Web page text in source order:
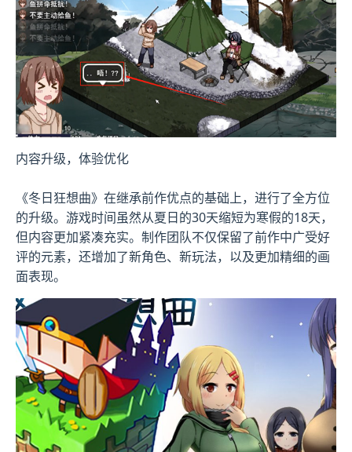
内容升级，体验优化
《冬日狂想曲》在继承前作优点的基础上，进行了全方位
的升级。游戏时间虽然从夏日的30天缩短为寒假的18天，
但内容更加紧凑充实。制作团队不仅保留了前作中广受好
评的元素，还增加了​​新角色、新玩法​​，以及更加精细的画
面表现。